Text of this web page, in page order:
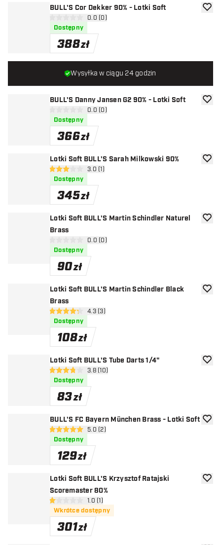
BULL'S Cor Dekker 90% - Lotki Soft
otwórz panel recenzji
0 gwiazdki oceny0.0 (0)
Dostępny
388zł
BULL'S Danny Jansen G2 90% - Lotki Soft
otwórz panel recenzji
0 gwiazdki oceny0.0 (0)
Dostępny
366zł
Lotki Soft BULL'S Sarah Milkowski 90%
otwórz panel recenzji
3 gwiazdki oceny
3.0 (1)
Dostępny
345zł
Lotki Soft BULL'S Martin Schindler Naturel
Brass
otwórz panel recenzji
0 gwiazdki oceny0.0 (0)
Dostępny
90zł
Lotki Soft BULL'S Martin Schindler Black
Brass
otwórz panel recenzji
4.3 gwiazdki oceny
4.3 (3)
Dostępny
108zł
Lotki Soft BULL'S Tube Darts 1/4"
otwórz panel recenzji
3.8 gwiazdki oceny
3.8 (10)
Dostępny
83zł
BULL'S FC Bayern München Brass - Lotki Soft
otwórz panel recenzji
5 gwiazdki oceny5.0 (2)
Dostępny
129zł
Lotki Soft BULL'S Krzysztof Ratajski
Scoremaster 80%
otwórz panel recenzji
1 gwiazdki oceny1.0 (1)
Wkrótce dostępny
301zł
Wysyłka w ciągu 24 godzin